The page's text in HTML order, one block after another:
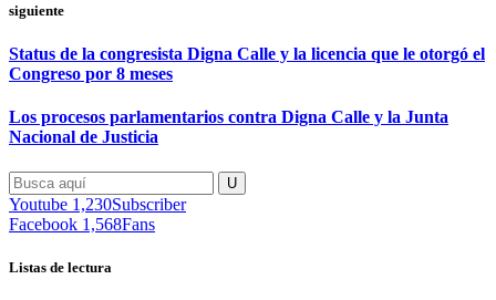
siguiente
Status de la congresista Digna Calle y la licencia que le otorgó el
Congreso por 8 meses
Los procesos parlamentarios contra Digna Calle y la Junta
Nacional de Justicia
Youtube 1,230Subscriber
Facebook 1,568Fans
Listas de lectura